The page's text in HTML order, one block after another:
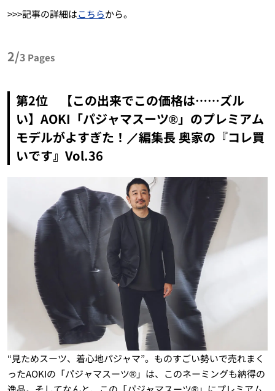
>>>記事の詳細はこちらから。
2/3 Pages
第2位 【この出来でこの価格は……ズル
い】AOKI「パジャマスーツ®」のプレミアム
モデルがよすぎた！／編集長 奥家の『コレ買
いです』Vol.36
“見ためスーツ、着心地パジャマ”。ものすごい勢いで売れまく
ったAOKIの「パジャマスーツ®」は、このネーミングも納得の